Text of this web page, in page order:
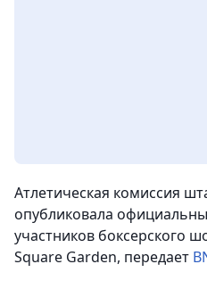
Атлетическая комиссия
опубликовала
участников боксерского
Square Garden, передает